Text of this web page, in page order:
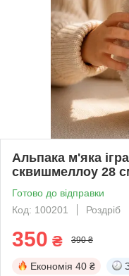
Альпака м'яка
сквишмеллоу 28
Готово до відправки
Код: 100201
Роздріб
350 ₴ 390 ₴
Економія 40 ₴